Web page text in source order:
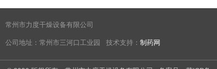
常州市力度干燥设备有限公司
公司地址：常州市三河口工业园 技术支持：制药网